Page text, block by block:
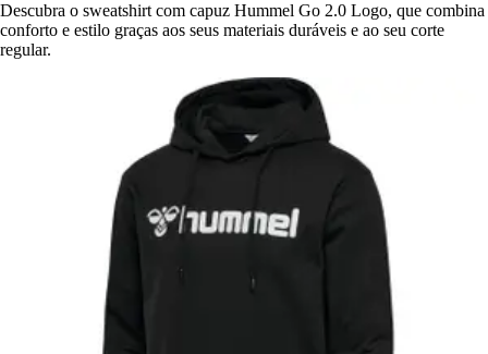
Descubra o sweatshirt com capuz Hummel Go 2.0 Logo, que combina
conforto e estilo graças aos seus materiais duráveis e ao seu corte
regular.